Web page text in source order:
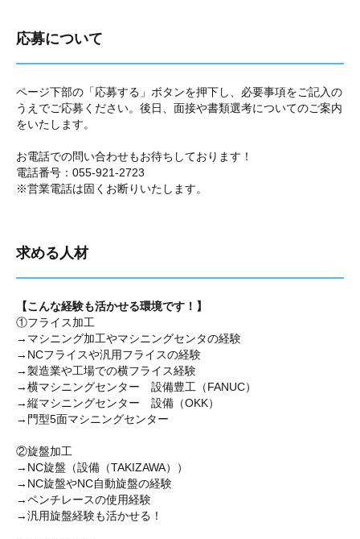
応募について
ページ下部の「応募する」ボタンを押下し、必要事項をご記入の
うえでご応募ください。後日、面接や書類選考についてのご案内
をいたします。
お電話での問い合わせもお待ちしております！
電話番号：055-921-2723
※営業電話は固くお断りいたします。
求める人材
【こんな経験も活かせる環境です！】
①フライス加工
→マシニング加工やマシニングセンタの経験
→NCフライスや汎用フライスの経験
→製造業や工場での横フライス経験
→横マシニングセンター 設備豊工（FANUC）
→縦マシニングセンター 設備（OKK）
→門型5面マシニングセンター
②旋盤加工
→NC旋盤（設備（TAKIZAWA））
→NC旋盤やNC自動旋盤の経験
→ペンチレースの使用経験
→汎用旋盤経験も活かせる！